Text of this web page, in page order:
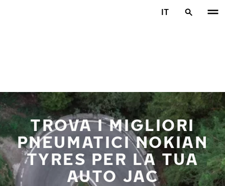
IT
TROVA I MIGLIORI
PNEUMATICI NOKIAN
TYRES PER LA TUA
AUTO JAC